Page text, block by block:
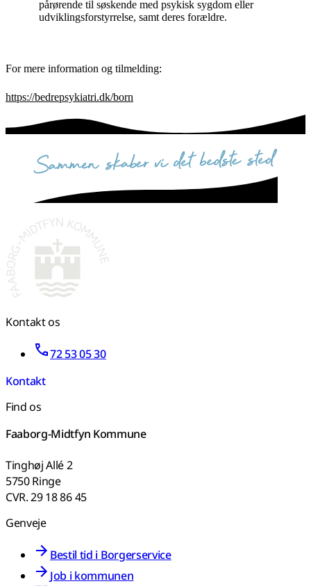
pårørende til søskende med psykisk sygdom eller
udviklingsforstyrrelse, samt deres forældre.
For mere information og tilmelding:
https://bedrepsykiatri.dk/born
sammen skaber vi det bedste sted
Kontakt os
72 53 05 30
Kontakt
Find os
Faaborg-Midtfyn Kommune
Tinghøj Allé 2
5750 Ringe
CVR. 29 18 86 45
Genveje
Bestil tid i Borgerservice
Job i kommunen